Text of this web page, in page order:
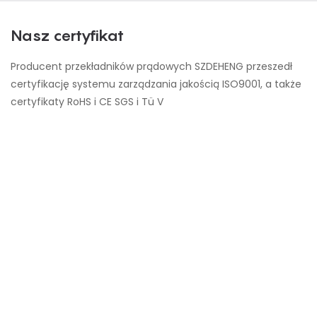
Nasz certyfikat
Producent przekładników prądowych SZDEHENG przeszedł
certyfikację systemu zarządzania jakością ISO9001, a także
certyfikaty RoHS i CE SGS i Tü V